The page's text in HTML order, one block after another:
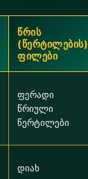
წრის
(წერტილების)
ფილები
ფერადი
წრიული
წერტილები
დიახ